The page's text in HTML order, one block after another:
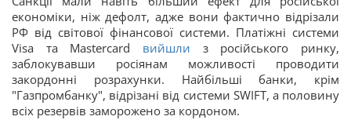
економіки, ніж дефолт, адже вони фактично відрізали
РФ від світової фінансової системи. Платіжні системи
Visa та Mastercard вийшли з російського ринку,
заблокувавши росіянам можливості проводити
закордонні розрахунки. Найбільші банки, крім
"Газпромбанку", відрізані від системи SWIFT, а половину
всіх резервів заморожено за кордоном.